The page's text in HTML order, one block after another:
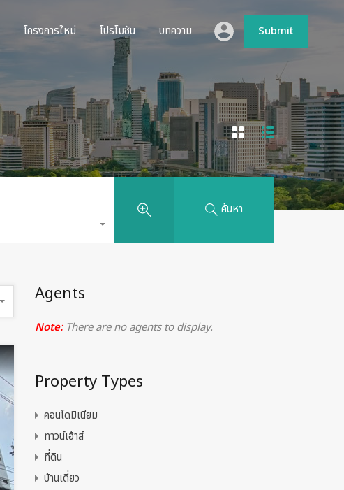
ให้เช่า โครงการใหม่ โปรโมชัน บทความ Submit
โครงการใหม่ โปรโมชัน บทความ Submit
ค้นหา
Agents
Note:There are no agents to display.
Property Types
คอนโดมิเนียม
ทาวน์เฮ้าส์
ที่ดิน
บ้านเดี่ยว